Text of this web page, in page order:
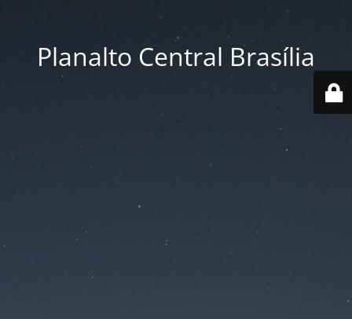
Planalto Central Brasília